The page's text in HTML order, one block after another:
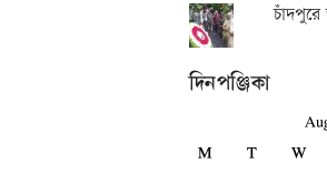
চাঁদপুরে
দিনপঞ্জিকা
M
T W